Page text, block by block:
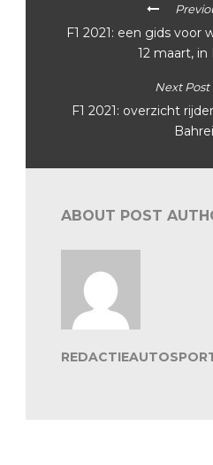
F1 2021: een gids
12 maart, in
Next Post
F1 2021: overzicht
ABOUT POST